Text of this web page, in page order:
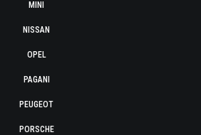
MINI
NISSAN
OPEL
PAGANI
PEUGEOT
PORSCHE